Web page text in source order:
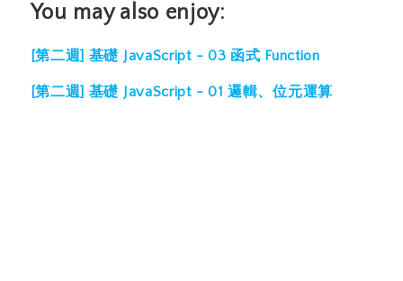
You may also enjoy:
[第二週] 基礎 JavaScript - 03 函式 Function
[第二週] 基礎 JavaScript - 01 邏輯、位元運算